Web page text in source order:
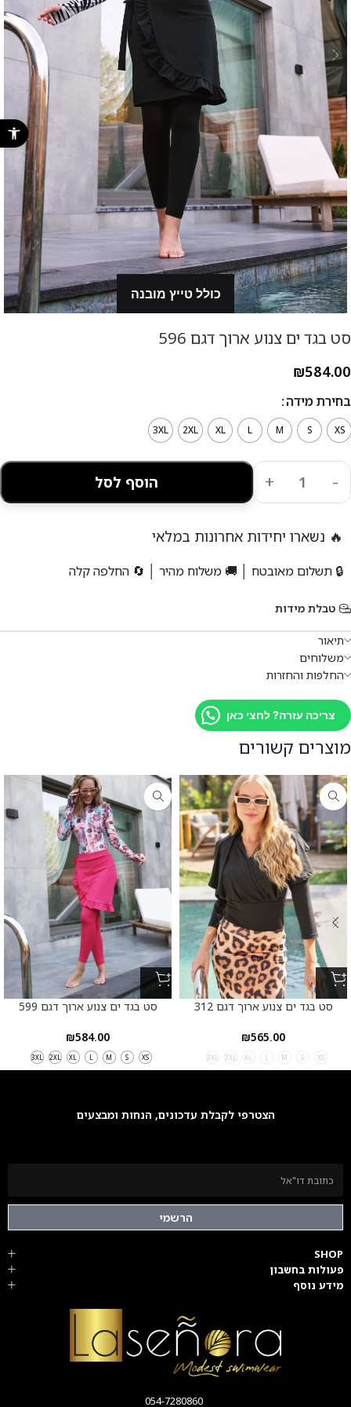
פתח סרגל
סט בגד ים צנוע ארוך דגם 596
₪584.00
בחירת מידה
XS
S
M
L
XL
2XL
3XL
הוסף לסל
🔥 נשארו יחידות אחרונות במלאי
🔒 תשלום מאובטח │ 🚚 משלוח מהיר │ 🔄 החלפה קלה
טבלת מידות
תיאור
משלוחים
החלפות והחזרות
צריכה עזרה? לחצי כאן
מוצרים קשורים
סט בגד ים צנוע ארוך דגם 312
₪565.00
XS
S
M
L
XL
2XL
3XL
סט בגד ים צנוע ארוך דגם 599
₪584.00
XS
S
M
L
XL
2XL
3XL
הרשמי
SHOP
פעולות בחשבון
מידע נוסף
054-7280860
הצטרפי לקבלת עדכונים, הנחות ומבצעים
כולל טייץ מובנה